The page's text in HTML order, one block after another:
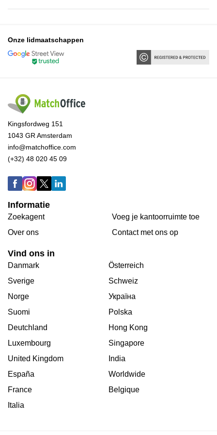
Onze lidmaatschappen
Kingsfordweg 151
1043 GR Amsterdam
info@matchoffice.com
(+32) 48 020 45 09
Informatie
Zoekagent
Over ons
Voeg je kantoorruimte toe
Сontact met ons op
Vind ons in
Danmark
Sverige
Norge
Suomi
Deutchland
Luxembourg
United Kingdom
España
France
Italia
Österreich
Schweiz
Україна
Polska
Hong Kong
Singapore
India
Worldwide
Belgique